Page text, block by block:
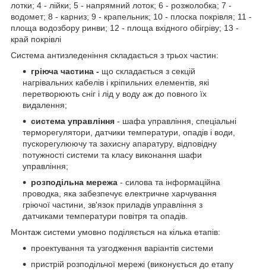
лотки; 4 - лійки; 5 - напрямний лоток; 6 - розжолобка; 7 -
водомет; 8 - карниз; 9 - крапельник; 10 - плоска покрівля; 11 -
площа водозбору ринви; 12 - площа вхідного обігріву; 13 -
край покрівлі
Система антизледеніння складається з трьох частин:
гріюча частина - що складається з секцій
нагрівальних кабелів і кріпильних елементів, які
перетворюють сніг і лід у воду аж до повного їх
видалення;
система управління - шафа управління, спеціальні
терморегулятори, датчики температури, опадів і води,
пускорегулюючу та захисну апаратуру, відповідну
потужності системи та класу виконання шафи
управління;
розподільна мережа - силова та інформаційна
проводка, яка забезпечує електричне харчування
гріючої частини, зв'язок приладів управління з
датчиками температури повітря та опадів.
Монтаж системи умовно поділяється на кілька етапів:
проектування та узгодження варіантів системи
пристрій розподільчої мережі (виконується до етапу